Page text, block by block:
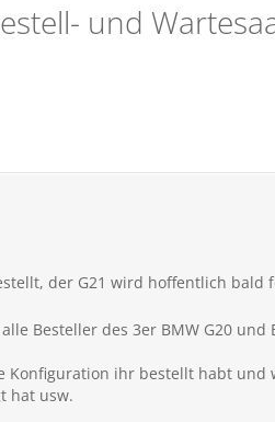
und
der G21 wird hoffentlich bald
Besteller des 3er BMW G20
Konfiguration ihr bestellt habt
hat usw.